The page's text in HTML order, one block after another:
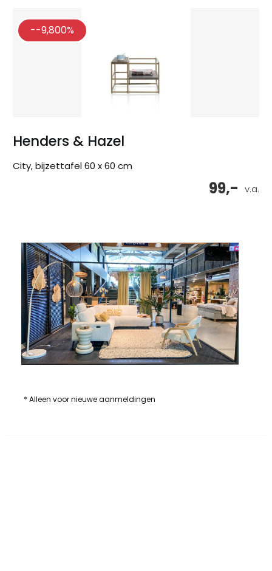
--9,800%
Henders & Hazel
City, bijzettafel 60 x 60 cm
v.a.
99,-
* Alleen voor nieuwe aanmeldingen